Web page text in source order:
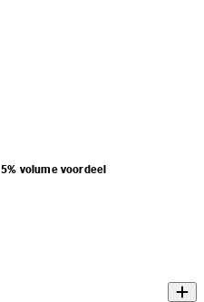
5% volume voordeel